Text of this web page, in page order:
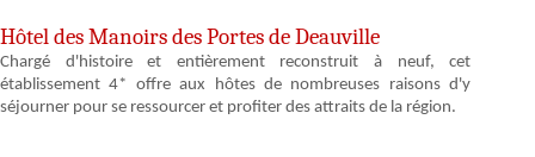
Hôtel des Manoirs des Portes de Deauville
Chargé d'histoire et entièrement reconstruit à neuf, cet
établissement 4* offre aux hôtes de nombreuses raisons d'y
séjourner pour se ressourcer et profiter des attraits de la région.